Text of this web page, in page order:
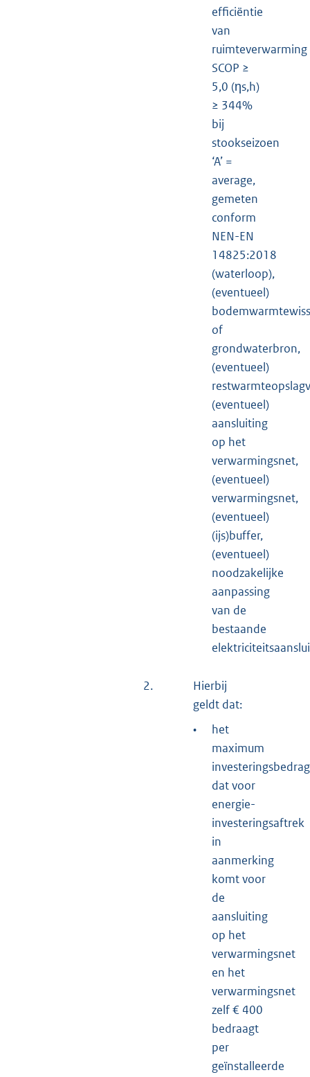
efficiëntie
van
ruimteverwarming
SCOP ≥
5,0 (ηs,h)
≥ 344%
bij
stookseizoen
‘A’ =
average,
gemeten
conform
NEN-EN
14825:2018
(waterloop),
(eventueel)
of
grondwaterbron,
(eventueel)
(eventueel)
aansluiting
op het
verwarmingsnet,
(eventueel)
verwarmingsnet,
(eventueel)
(ijs)buffer,
(eventueel)
noodzakelijke
aanpassing
van de
bestaande
2.
Hierbij
geldt dat:
•
het
maximum
investeringsbedrag
dat voor
energie-
investeringsaftrek
in
aanmerking
komt voor
de
aansluiting
op het
verwarmingsnet
en het
verwarmingsnet
zelf € 400
bedraagt
per
geïnstalleerde